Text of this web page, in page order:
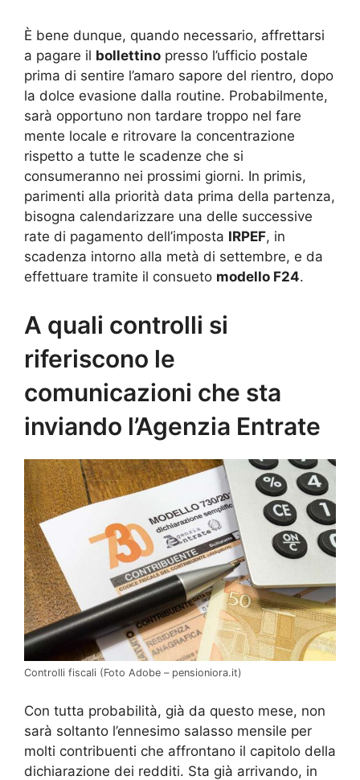
È bene dunque, quando necessario, affrettarsi
a pagare il bollettino presso l’ufficio postale
prima di sentire l’amaro sapore del rientro, dopo
la dolce evasione dalla routine. Probabilmente,
sarà opportuno non tardare troppo nel fare
mente locale e ritrovare la concentrazione
rispetto a tutte le scadenze che si
consumeranno nei prossimi giorni. In primis,
parimenti alla priorità data prima della partenza,
bisogna calendarizzare una delle successive
rate di pagamento dell’imposta IRPEF, in
scadenza intorno alla metà di settembre, e da
effettuare tramite il consueto modello F24.
A quali controlli si
riferiscono le
comunicazioni che sta
inviando l’Agenzia Entrate
Controlli fiscali (Foto Adobe – pensioniora.it)
Con tutta probabilità, già da questo mese, non
sarà soltanto l’ennesimo salasso mensile per
molti contribuenti che affrontano il capitolo della
dichiarazione dei redditi. Sta già arrivando, in